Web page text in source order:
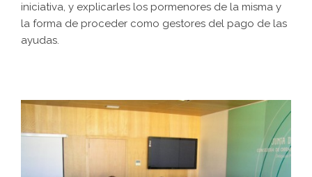
iniciativa, y explicarles los pormenores de la misma y
la forma de proceder como gestores del pago de las
ayudas.